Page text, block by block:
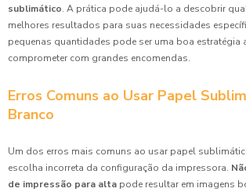
sublimático. A prática pode ajudá-lo a descobrir
melhores resultados para suas necessidades
pequenas quantidades pode ser uma boa estratégia
comprometer com grandes encomendas.
Erros Comuns ao Usar Papel
Branco
Um dos erros mais comuns ao usar papel
escolha incorreta da configuração da impressora.
de impressão para alta pode resultar em imagens